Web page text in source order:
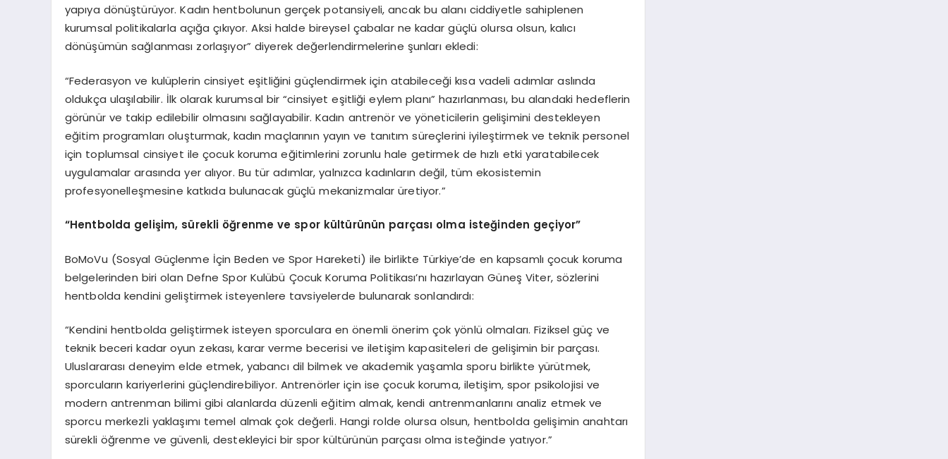
yapıya dönüştürüyor. Kadın hentbolunun gerçek potansiyeli, ancak bu alanı ciddiyetle sahiplenen
kurumsal politikalarla açığa çıkıyor. Aksi halde bireysel çabalar ne kadar güçlü olursa olsun, kalıcı
dönüşümün sağlanması zorlaşıyor” diyerek değerlendirmelerine şunları ekledi:
“Federasyon ve kulüplerin cinsiyet eşitliğini güçlendirmek için atabileceği kısa vadeli adımlar aslında
oldukça ulaşılabilir. İlk olarak kurumsal bir “cinsiyet eşitliği eylem planı” hazırlanması, bu alandaki hedeflerin
görünür ve takip edilebilir olmasını sağlayabilir. Kadın antrenör ve yöneticilerin gelişimini destekleyen
eğitim programları oluşturmak, kadın maçlarının yayın ve tanıtım süreçlerini iyileştirmek ve teknik personel
için toplumsal cinsiyet ile çocuk koruma eğitimlerini zorunlu hale getirmek de hızlı etki yaratabilecek
uygulamalar arasında yer alıyor. Bu tür adımlar, yalnızca kadınların değil, tüm ekosistemin
profesyonelleşmesine katkıda bulunacak güçlü mekanizmalar üretiyor.”
“Hentbolda gelişim, sürekli öğrenme ve spor kültürünün parçası olma isteğinden geçiyor”
BoMoVu (Sosyal Güçlenme İçin Beden ve Spor Hareketi) ile birlikte Türkiye’de en kapsamlı çocuk koruma
belgelerinden biri olan Defne Spor Kulübü Çocuk Koruma Politikası’nı hazırlayan Güneş Viter, sözlerini
hentbolda kendini geliştirmek isteyenlere tavsiyelerde bulunarak sonlandırdı:
“Kendini hentbolda geliştirmek isteyen sporculara en önemli önerim çok yönlü olmaları. Fiziksel güç ve
teknik beceri kadar oyun zekası, karar verme becerisi ve iletişim kapasiteleri de gelişimin bir parçası.
Uluslararası deneyim elde etmek, yabancı dil bilmek ve akademik yaşamla sporu birlikte yürütmek,
sporcuların kariyerlerini güçlendirebiliyor. Antrenörler için ise çocuk koruma, iletişim, spor psikolojisi ve
modern antrenman bilimi gibi alanlarda düzenli eğitim almak, kendi antrenmanlarını analiz etmek ve
sporcu merkezli yaklaşımı temel almak çok değerli. Hangi rolde olursa olsun, hentbolda gelişimin anahtarı
sürekli öğrenme ve güvenli, destekleyici bir spor kültürünün parçası olma isteğinde yatıyor.”